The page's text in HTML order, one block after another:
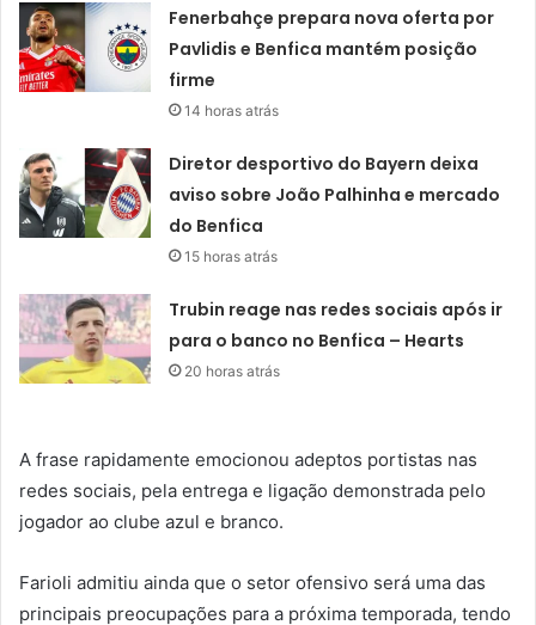
Fenerbahçe prepara nova oferta por
Pavlidis e Benfica mantém posição
firme
14 horas atrás
Diretor desportivo do Bayern deixa
aviso sobre João Palhinha e mercado
do Benfica
15 horas atrás
Trubin reage nas redes sociais após ir
para o banco no Benfica – Hearts
20 horas atrás
A frase rapidamente emocionou adeptos portistas nas
redes sociais, pela entrega e ligação demonstrada pelo
jogador ao clube azul e branco.
Farioli admitiu ainda que o setor ofensivo será uma das
principais preocupações para a próxima temporada, tendo